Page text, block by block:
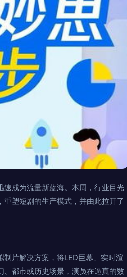
速成为流量新蓝海。本周，行业目光
塑短剧的生产模式，并由此拉开了
片解决方案，将LED巨幕、实时渲
都市或历史场景，演员在逼真的数